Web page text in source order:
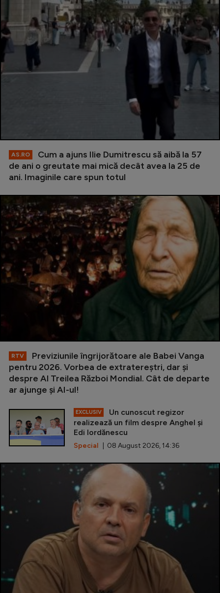
AS.RO
Cum a ajuns Ilie Dumitrescu să aibă la 57
de ani o greutate mai mică decât avea la 25 de
ani. Imaginile care spun totul
RTV
Previziunile îngrijorătoare ale Babei Vanga
pentru 2026. Vorbea de extratereștri, dar și
despre Al Treilea Război Mondial. Cât de departe
ar ajunge și AI-ul!
EXCLUSIV
Un cunoscut regizor
realizează un film despre Anghel și
Edi Iordănescu
Special | 08 August 2026, 14:36